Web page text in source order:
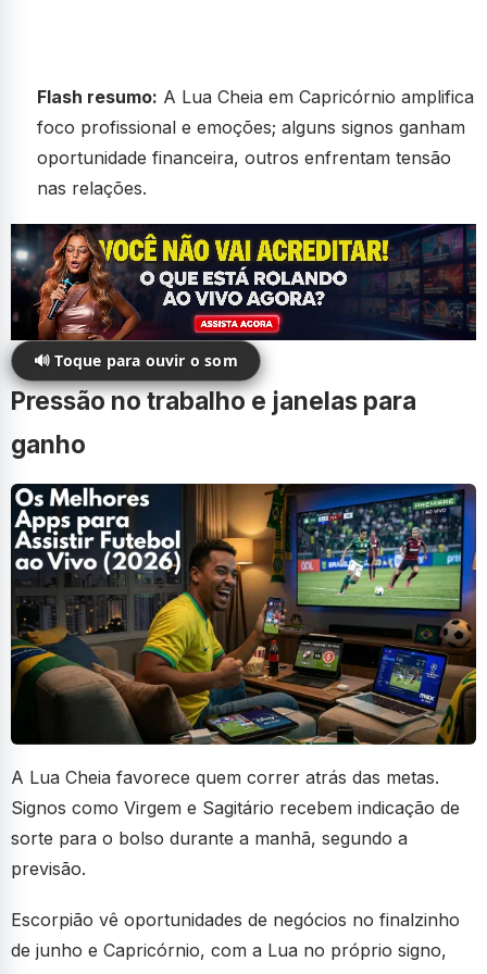
Flash resumo: A Lua Cheia em Capricórnio amplifica
foco profissional e emoções; alguns signos ganham
oportunidade financeira, outros enfrentam tensão
nas relações.
🔊 Toque para ouvir o som
Pressão no trabalho e janelas para
ganho
A Lua Cheia favorece quem correr atrás das metas.
Signos como Virgem e Sagitário recebem indicação de
sorte para o bolso durante a manhã, segundo a
previsão.
Escorpião vê oportunidades de negócios no finalzinho
de junho e Capricórnio, com a Lua no próprio signo,